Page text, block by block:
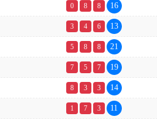
0 8 8 16
3 4 6 13
5 8 8 21
7 5 7 19
8 3 3 14
1 7 3 11